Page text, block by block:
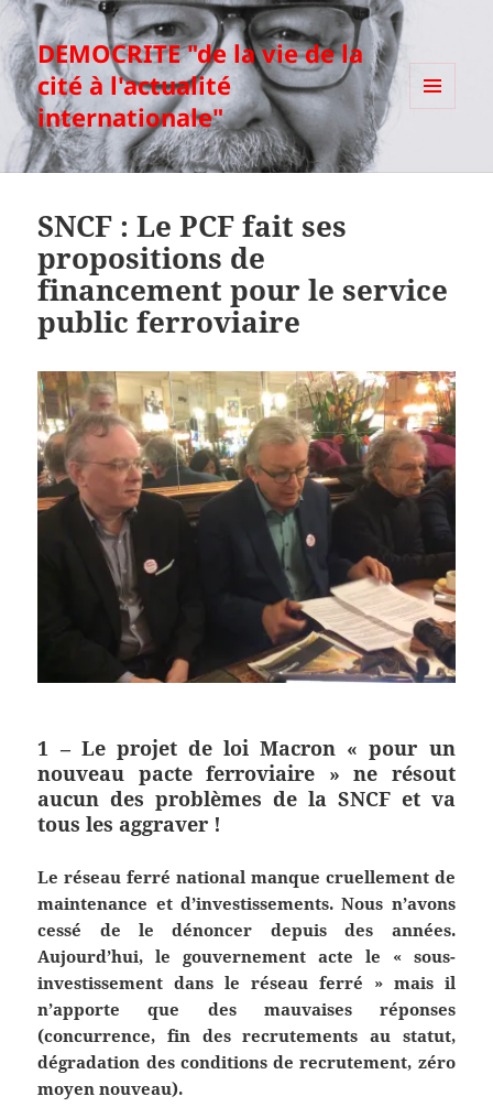
DEMOCRITE "de la vie de la
cité à l'actualité
internationale"
SNCF : Le PCF fait ses
propositions de
financement pour le service
public ferroviaire
1 – Le projet de loiMacron « pour un
nouveau pacte ferroviaire »ne résout
aucun des problèmes de la SNCF et va
tous les aggraver !
Le réseau ferré national manque cruellement de
maintenance et d’investissements. Nous n’avons
cessé de le dénoncer depuis des années.
Aujourd’hui, le gouvernement acte le « sous-
investissement dans le réseau ferré » mais il
n’apporte que des mauvaises réponses
(concurrence,fin des recrutements au statut,
dégradation des conditions de recrutement, zéro
moyennouveau).